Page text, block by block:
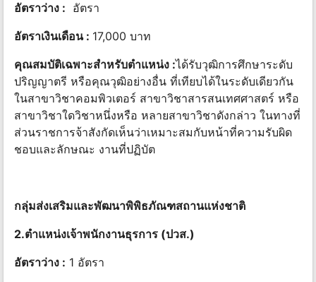
อัตราว่าง : อัตรา
อัตราเงินเดือน : 17,000 บาท
คุณสมบัติเฉพาะสำหรับตำแหน่ง :ได้รับวุฒิการศึกษาระดับ
ปริญญาตรี หรือคุณวุฒิอย่างอื่น ที่เทียบได้ในระดับเดียวกัน
ในสาขาวิชาคอมพิวเตอร์ สาขาวิชาสารสนเทศศาสตร์ หรือ
สาขาวิชาใดวิชาหนึ่งหรือ หลายสาขาวิชาดังกล่าว ในทางที่
ส่วนราชการจ้าสังกัดเห็นว่าเหมาะสมกับหน้าที่ความรับผิด
ชอบและลักษณะ งานที่ปฏิบัต
กลุ่มส่งเสริมและพัฒนาพิพิธภัณฑสถานแห่งชาติ
2.ตำแหน่งเจ้าพนักงานธุรการ (ปวส.)
อัตราว่าง : 1 อัตรา